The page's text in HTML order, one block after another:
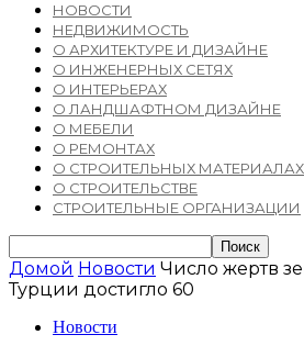
НОВОСТИ
НЕДВИЖИМОСТЬ
О АРХИТЕКТУРЕ И ДИЗАЙНЕ
О ИНЖЕНЕРНЫХ СЕТЯХ
О ИНТЕРЬЕРАХ
О ЛАНДШАФТНОМ ДИЗАЙНЕ
О МЕБЕЛИ
О РЕМОНТАХ
О СТРОИТЕЛЬНЫХ МАТЕРИАЛАХ
О СТРОИТЕЛЬСТВЕ
СТРОИТЕЛЬНЫЕ ОРГАНИЗАЦИИ
Домой Новости Число жертв
Турции достигло 60
Новости